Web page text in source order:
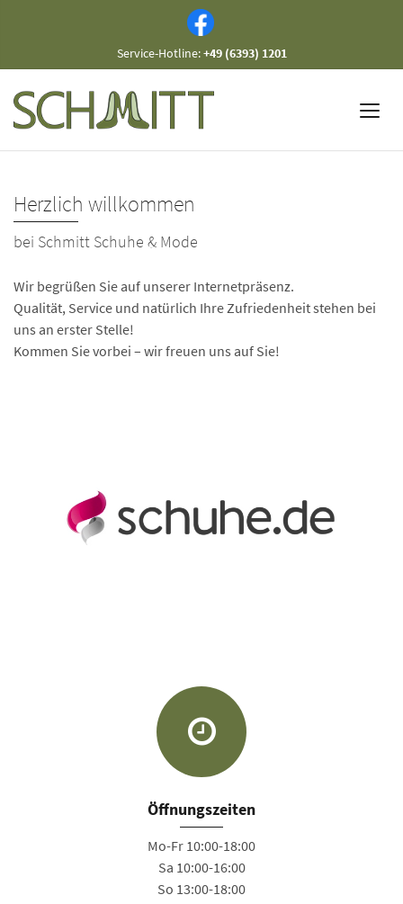
Service-Hotline:+49 (6393) 1201
Herzlich willkommen
bei Schmitt Schuhe & Mode
Wir begrüßen Sie auf unserer Internetpräsenz.
Qualität, Service und natürlich Ihre Zufriedenheit stehen bei
uns an erster Stelle!
Kommen Sie vorbei – wir freuen uns auf Sie!
Öffnungszeiten
Mo-Fr 10:00-18:00
Sa 10:00-16:00
So 13:00-18:00